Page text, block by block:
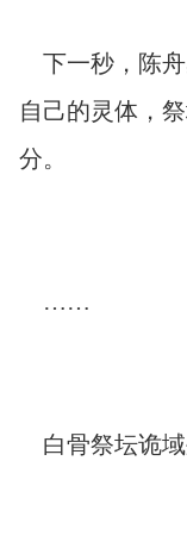
下一秒，陈舟
自己的灵体，
分。
……
白骨祭坛诡域